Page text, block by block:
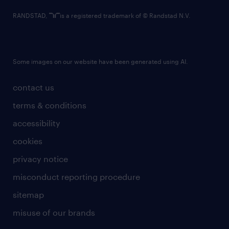
contact us
terms & conditions
accessibility
cookies
privacy notice
misconduct reporting procedure
sitemap
misuse of our brands
RANDSTAD, is a registered trademark of © Randstad N.V.
Some images on our website have been generated using AI.